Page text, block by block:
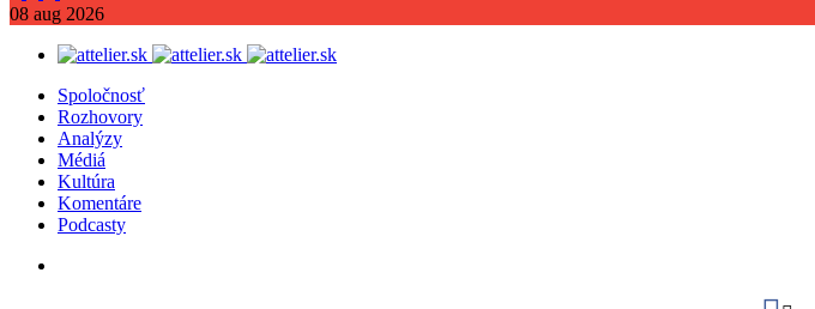
08 aug 2026
Spoločnosť
Rozhovory
Analýzy
Médiá
Kultúra
Komentáre
Podcasty